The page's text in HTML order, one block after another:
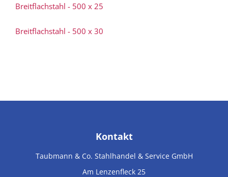
Breitflachstahl - 500 x 25
Breitflachstahl - 500 x 30
Kontakt
Taubmann & Co. Stahlhandel & Service GmbH
Am Lenzenfleck 25